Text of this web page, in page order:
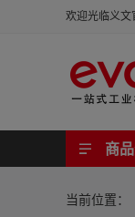
欢迎光临义文
商
当前位置：